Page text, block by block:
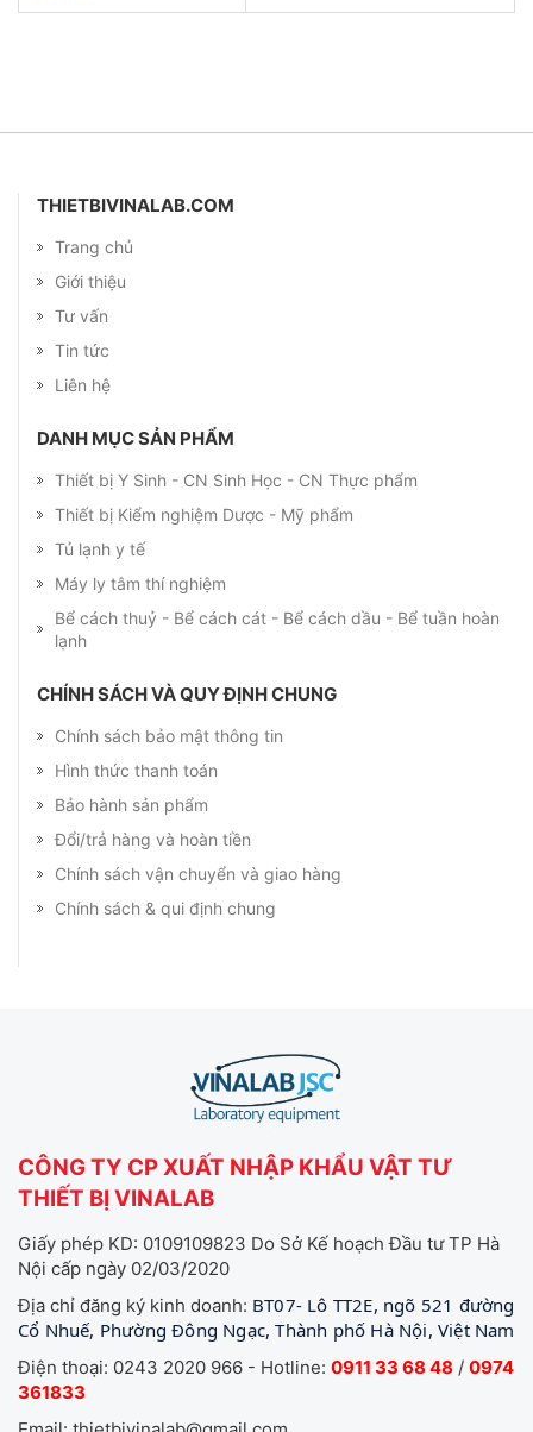
THIETBIVINALAB.COM
Trang chủ
Giới thiệu
Tư vấn
Tin tức
Liên hệ
DANH MỤC SẢN PHẨM
Thiết bị Y Sinh - CN Sinh Học - CN Thực phẩm
Thiết bị Kiểm nghiệm Dược - Mỹ phẩm
Tủ lạnh y tế
Máy ly tâm thí nghiệm
Bể cách thuỷ - Bể cách cát - Bể cách dầu - Bể tuần hoàn
lạnh
CHÍNH SÁCH VÀ QUY ĐỊNH CHUNG
Chính sách bảo mật thông tin
Hình thức thanh toán
Bảo hành sản phẩm
Đổi/trả hàng và hoàn tiền
Chính sách vận chuyển và giao hàng
Chính sách & qui định chung
CÔNG TY CP XUẤT NHẬP KHẨU VẬT TƯ
THIẾT BỊ VINALAB
Giấy phép KD: 0109109823 Do Sở Kế hoạch Đầu tư TP Hà
Nội cấp ngày 02/03/2020
Địa chỉ đăng ký kinh doanh: BT07- Lô TT2E, ngõ 521 đường
Cổ Nhuế, Phường Đông Ngạc, Thành phố Hà Nội, Việt Nam
Điện thoại: 0243 2020 966 - Hotline: 0911 33 68 48 / 0974
361833